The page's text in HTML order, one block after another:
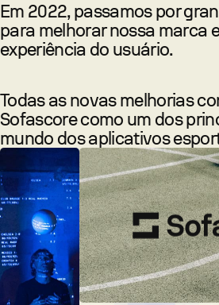
Em 2022, passamos por
para melhorar nossa marca
experiência do usuário.
Todas as novas melhorias
Sofascore como um dos
mundo dos aplicativos